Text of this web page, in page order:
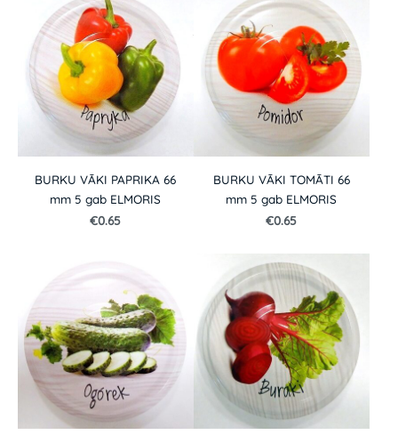
BURKU VĀKI PAPRIKA 66
mm 5 gab ELMORIS
€0.65
BURKU VĀKI TOMĀTI 66
mm 5 gab ELMORIS
€0.65